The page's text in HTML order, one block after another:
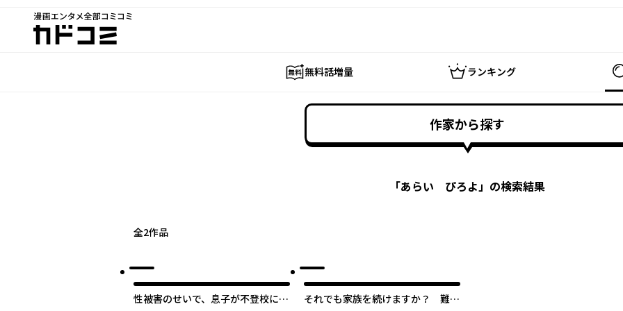
漫画エンタメ全部コミコミ
カドコミ
無料話増量 ランキング
作家から探す
「あらい ぴろよ」の検索結果
全2作品
性被害のせいで、息子が不登校にな
それでも家族を続けますか？ 難病